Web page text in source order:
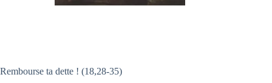
Rembourse ta dette ! (18,28-35)